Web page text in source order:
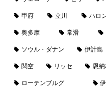
甲府 立川 ハロ
奥多摩 常滑
ソウル・ダナン 伊計島
関空 リッセ 恩
ローテンブルグ